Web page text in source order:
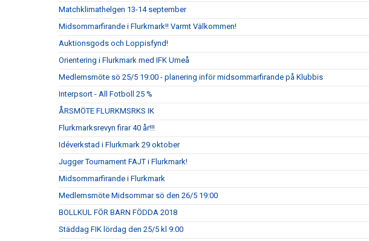
Matchklimathelgen 13-14 september
Midsommarfirande i Flurkmark!! Varmt Välkommen!
Auktionsgods och Loppisfynd!
Orientering i Flurkmark med IFK Umeå
Medlemsmöte sö 25/5 19:00 - planering inför midsommarfirande på Klubbis
Interpsort - All Fotboll 25 %
ÅRSMÖTE FLURKMSRKS IK
Flurkmarksrevyn firar 40 år!!!
Idéverkstad i Flurkmark 29 oktober
Jugger Tournament FAJT i Flurkmark!
Midsommarfirande i Flurkmark
Medlemsmöte Midsommar sö den 26/5 19:00
BOLLKUL FÖR BARN FÖDDA 2018
Städdag FIK lördag den 25/5 kl 9:00